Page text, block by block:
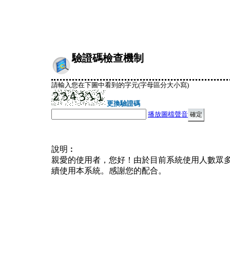
驗證碼檢查機制
請輸入您在下圖中看到的字元(字母區分大小寫)
更換驗證碼
播放圖檔聲音
說明︰
親愛的使用者，您好！由於目前系統使用人數眾
續使用本系統。感謝您的配合。